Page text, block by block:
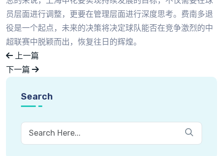
员层面进行调整，更要在管理层面进行深度思考。费南多退
役是一个起点，未来的决策将决定球队能否在竞争激烈的中
超联赛中脱颖而出，恢复往日的辉煌。
上一篇
下一篇
Search